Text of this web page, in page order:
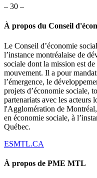
– 30 –
À propos du Conseil
Le Conseil d’économie
l’instance montréalaise de
sociale dont la mission est
mouvement. Il a pour
l’émergence, le
projets d’économie sociale,
partenariats avec les acteurs
l'Agglomération de
en économie sociale, à
Québec.
ESMTL.CA
À propos de PME MTL